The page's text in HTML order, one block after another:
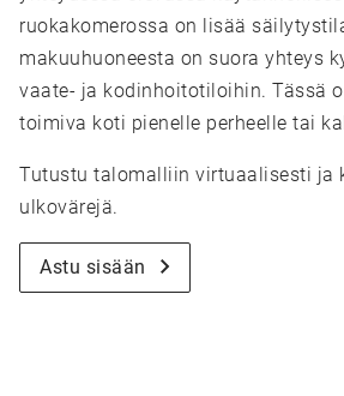
ruokakomerossa on lisää
makuuhuoneesta on suora yhteys
vaate- ja kodinhoitotiloihin. Tässä
toimiva koti pienelle perheelle tai
Tutustu talomalliin virtuaalisesti ja
ulkovärejä.
Astu sisään